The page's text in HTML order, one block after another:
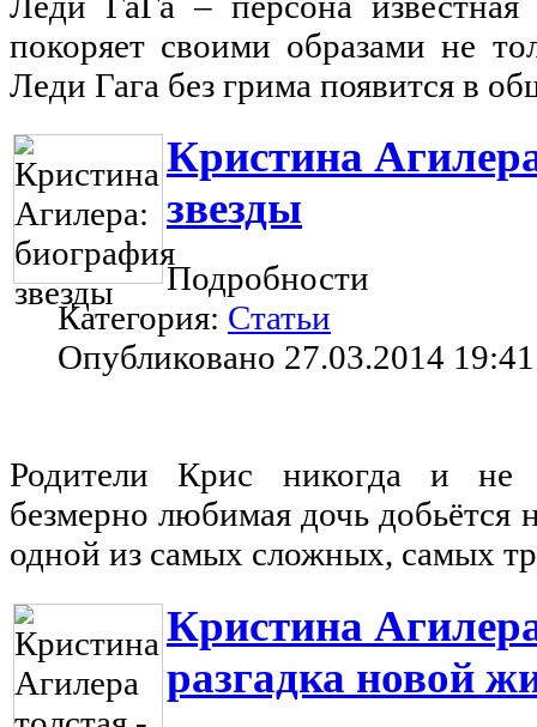
покоряет своими образами не
Леди Гага без грима появится в
Кристина
звезды
Подробности
Категория: Статьи
Опубликовано 27.03.2014 19:41
Родители Крис никогда и не
безмерно любимая дочь добьётся
одной из самых сложных, самых
Кристина
разгадка новой